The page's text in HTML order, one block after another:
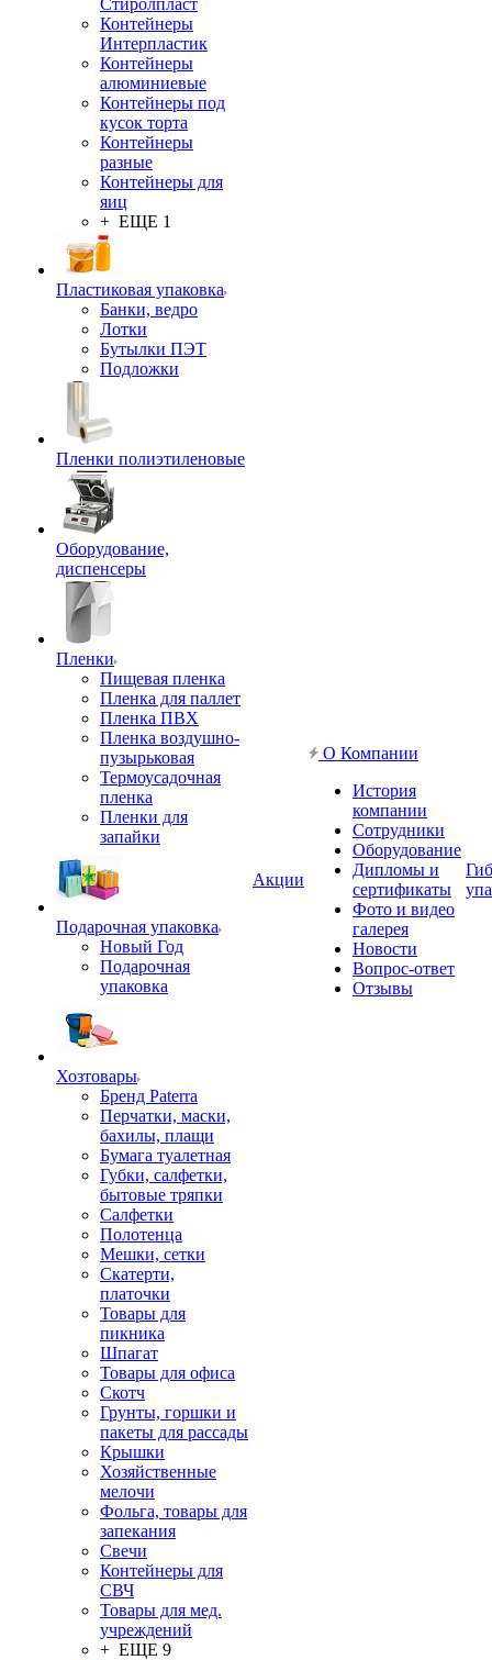
Стиролпласт
Контейнеры
Интерпластик
Контейнеры
алюминиевые
Контейнеры под
кусок торта
Контейнеры
разные
Контейнеры для
яиц
+ ЕЩЕ 1
Пластиковая упаковка
Банки, ведро
Лотки
Бутылки ПЭТ
Подложки
Пленки полиэтиленовые
Оборудование,
диспенсеры
Пленки
Пищевая пленка
Пленка для паллет
Пленка ПВХ
Пленка воздушно-
пузырьковая
Термоусадочная
пленка
Пленки для
запайки
Подарочная упаковка
Новый Год
Подарочная
упаковка
Хозтовары
Бренд Paterra
Перчатки, маски,
бахилы, плащи
Бумага туалетная
Губки, салфетки,
бытовые тряпки
Салфетки
Полотенца
Мешки, сетки
Скатерти,
платочки
Товары для
пикника
Шпагат
Товары для офиса
Скотч
Грунты, горшки и
пакеты для рассады
Крышки
Хозяйственные
мелочи
Фольга, товары для
запекания
Свечи
Контейнеры для
СВЧ
Товары для мед.
учреждений
+ ЕЩЕ 9
Акции
О Компании
История
компании
Сотрудники
Оборудование
Дипломы и
сертификаты
Фото и видео
галерея
Новости
Вопрос-ответ
Отзывы